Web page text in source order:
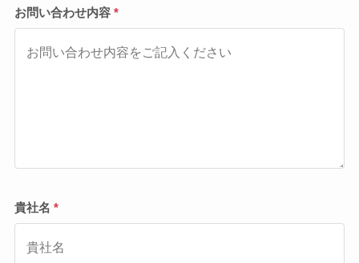
お問い合わせ内容*
貴社名 *